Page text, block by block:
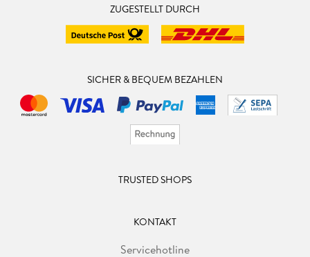
ZUGESTELLT DURCH
SICHER & BEQUEM BEZAHLEN
TRUSTED SHOPS
KONTAKT
Servicehotline